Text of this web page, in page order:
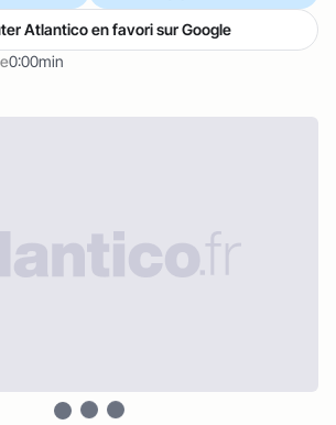
0:00min
Atlantico en favori sur Google